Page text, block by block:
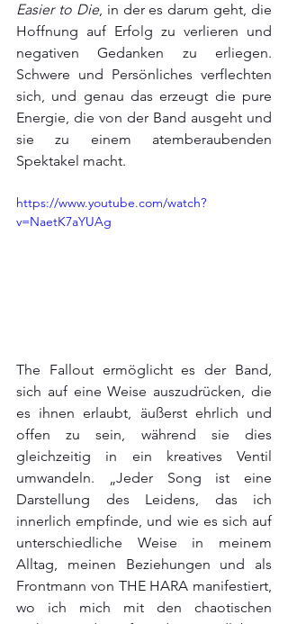
Easier to Die, in der es darum geht, die
Hoffnung auf Erfolg zu verlieren und
negativen Gedanken zu erliegen.
Schwere und Persönliches verflechten
sich, und genau das erzeugt die pure
Energie, die von der Band ausgeht und
sie zu einem atemberaubenden
Spektakel macht.
https://www.youtube.com/watch?
v=NaetK7aYUAg
The Fallout ermöglicht es der Band,
sich auf eine Weise auszudrücken, die
es ihnen erlaubt, äußerst ehrlich und
offen zu sein, während sie dies
gleichzeitig in ein kreatives Ventil
umwandeln. „Jeder Song ist eine
Darstellung des Leidens, das ich
innerlich empfinde, und wie es sich auf
unterschiedliche Weise in meinem
Alltag, meinen Beziehungen und als
Frontmann von THE HARA manifestiert,
wo ich mich mit den chaotischen